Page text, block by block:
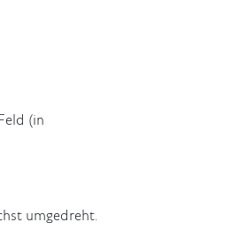
(in
umgedreht.